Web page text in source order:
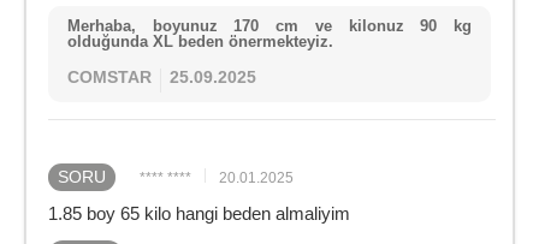
Merhaba, boyunuz 170 cm ve kilonuz 90 kg
olduğunda XL beden önermekteyiz.
COMSTAR 25.09.2025
SORU **** **** 20.01.2025
1.85 boy 65 kilo hangi beden almaliyim